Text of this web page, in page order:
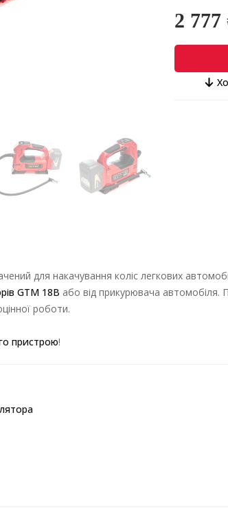
2 777
для накачування коліс легкових
GTM 18В або від прикурювача
роботи.
пристрою!